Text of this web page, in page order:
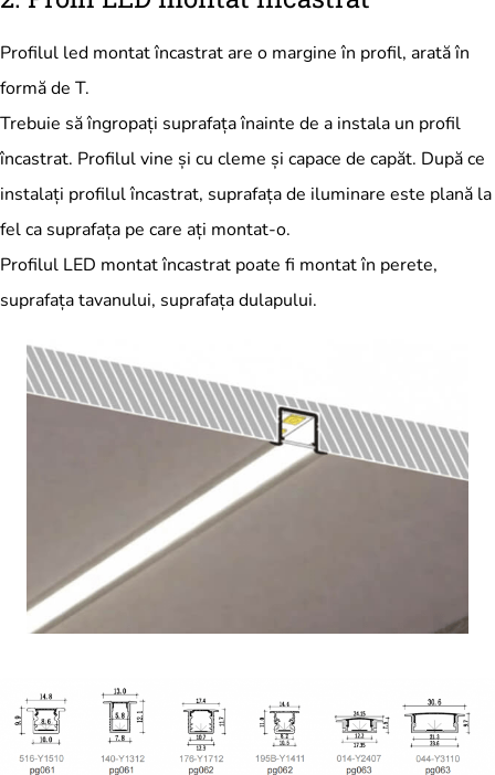
Profilul led montat încastrat are o margine în profil, arată în
formă de T.
Trebuie să îngropați suprafața înainte de a instala un profil
încastrat. Profilul vine și cu cleme și capace de capăt. După ce
instalați profilul încastrat, suprafața de iluminare este plană la
fel ca suprafața pe care ați montat-o.
Profilul LED montat încastrat poate fi montat în perete,
suprafața tavanului, suprafața dulapului.